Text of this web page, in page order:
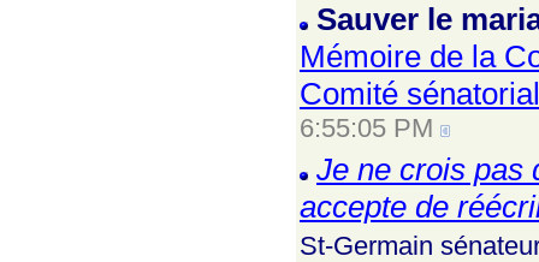
Sauver le
Mémoire de la
Comité
6:55:05 PM
Je ne crois pas
accepte de
St-Germain